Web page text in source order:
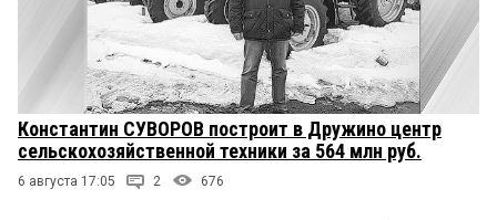
Константин СУВОРОВ построит в Дружино центр
сельскохозяйственной техники за 564 млн руб.
6 августа 17:05 2 676